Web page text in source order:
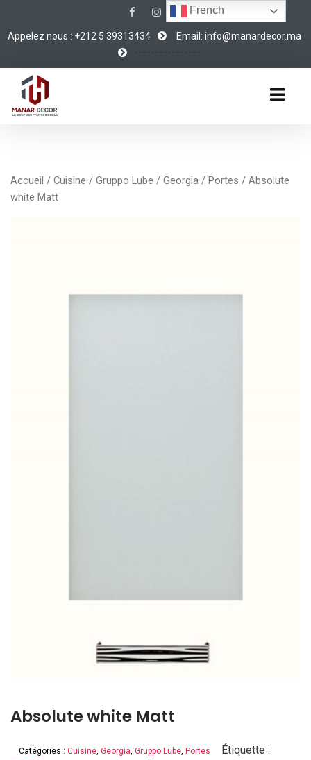
Appelez nous : +212 5 39313434 Email: info@manardecor.ma
Accueil / Cuisine / Gruppo Lube / Georgia / Portes / Absolute
white Matt
Absolute white Matt
Catégories : Cuisine, Georgia, Gruppo Lube, Portes
Étiquette :
French